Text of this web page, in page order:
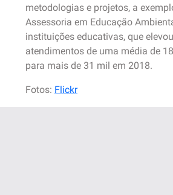
metodologias e projetos, a
Assessoria em Educação
instituições educativas, que
atendimentos de uma média de
para mais de 31 mil em 2018.
Fotos: Flickr